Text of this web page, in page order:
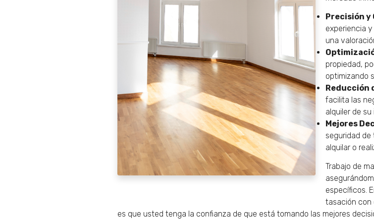
Precisión y
experiencia
una
propiedad,
optimizando
Reducción
facilita las
alquiler de su
Mejores
seguridad
alquilar o
Trabajo de
específicos.
tasación con
es que usted tenga la confianza de que está tomando las mejores